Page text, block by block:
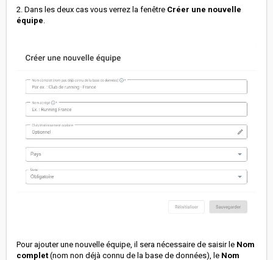
2. Dans les deux cas vous verrez la fenêtre Créer une nouvelle
équipe
Pour ajouter une nouvelle équipe, il sera nécessaire de saisir le Nom
complet (nom non déjà connu de la base de données), le Nom